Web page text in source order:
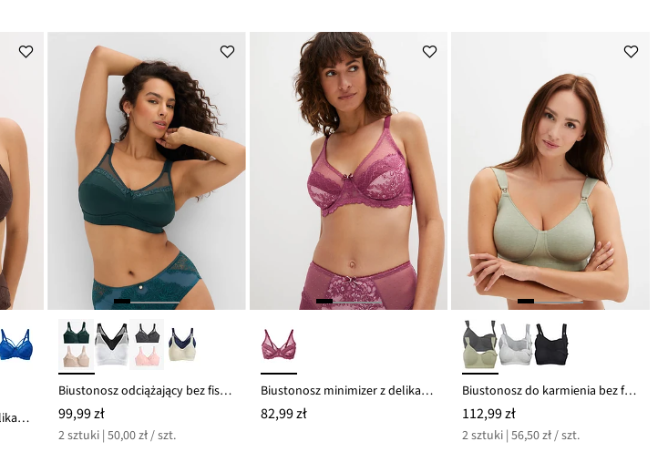
Biustonosz minimizer z delikatną koronką
Biustonosz odciążający bez fiszbinów z wyściełanymi ramiączkami (2 szt.)
99,99 zł
2 sztuki | 50,00 zł / szt.
Biustonosz minimizer z delikatną koronką
82,99 zł
Biustonosz do karmienia bez fiszbinów (2 szt.), bawełna organiczna
112,99 zł
2 sztuki | 56,50 zł / szt.